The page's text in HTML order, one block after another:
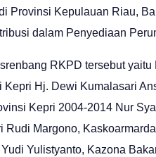
Provinsi Kepulauan Riau,
dalam Penyediaan
RKPD tersebut
Hj. Dewi Kumalasari
Kepri 2004-2014 Nur
Margono,
Yulistyanto, Kazona